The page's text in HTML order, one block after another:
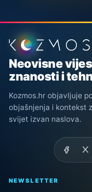
Podnožje stranice
Neovisne
znanosti i
Kozmos.hr objavljuje
objašnjenja i kontekst
svijet izvan naslova.
NEWSLETTER